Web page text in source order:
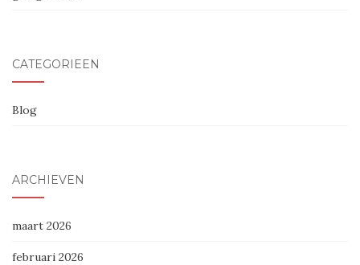
CATEGORIEËN
Blog
ARCHIEVEN
maart 2026
februari 2026